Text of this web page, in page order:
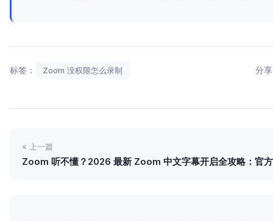
标签： Zoom 没权限怎么录制 分
« 上一篇
Zoom 听不懂？2026 最新 Zoom 中文字幕开启全攻略：官